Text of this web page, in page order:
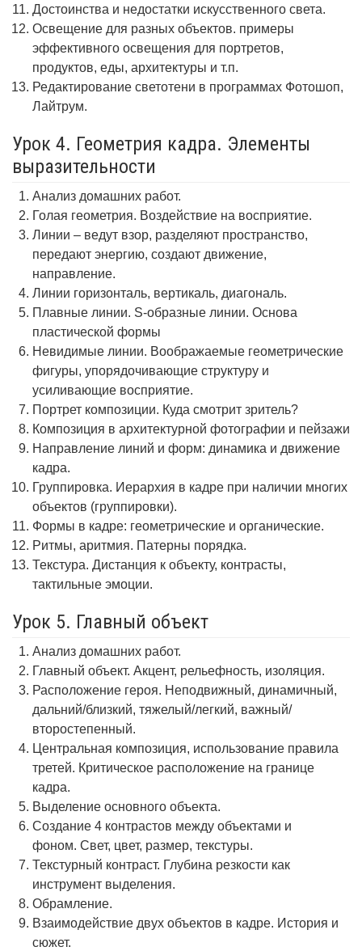
Достоинства и недостатки искусственного света.
Освещение для разных объектов. примеры
эффективного освещения для портретов,
продуктов, еды, архитектуры и т.п.
Редактирование светотени в программах Фотошоп,
Лайтрум.
Урок 4. Геометрия кадра. Элементы
выразительности
Анализ домашних работ.
Голая геометрия. Воздействие на восприятие.
Линии – ведут взор, разделяют пространство,
передают энергию, создают движение,
направление.
Линии горизонталь, вертикаль, диагональ.
Плавные линии. S-образные линии. Основа
пластической формы
Невидимые линии. Воображаемые геометрические
фигуры, упорядочивающие структуру и
усиливающие восприятие.
Портрет композиции. Куда смотрит зритель?
Композиция в архитектурной фотографии и пейзажи
Направление линий и форм: динамика и движение
кадра.
Группировка. Иерархия в кадре при наличии многих
объектов (группировки).
Формы в кадре: геометрические и органические.
Ритмы, аритмия. Патерны порядка.
Текстура. Дистанция к объекту, контрасты,
тактильные эмоции.
Урок 5. Главный объект
Анализ домашних работ.
Главный объект. Акцент, рельефность, изоляция.
Расположение героя. Неподвижный, динамичный,
дальний/близкий, тяжелый/легкий, важный/
второстепенный.
Центральная композиция, использование правила
третей. Критическое расположение на границе
кадра.
Выделение основного объекта.
Создание 4 контрастов между объектами и
фоном. Свет, цвет, размер, текстуры.
Текстурный контраст. Глубина резкости как
инструмент выделения.
Обрамление.
Взаимодействие двух объектов в кадре. История и
сюжет.